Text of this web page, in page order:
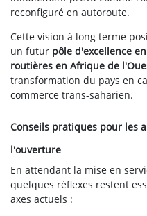
reconfiguré en autoroute.
Cette vision à long terme
un futur pôle d'excellence
routières en Afrique de
transformation du pays en
commerce trans-saharien.
Conseils pratiques pour les
l'ouverture
En attendant la mise en
quelques réflexes restent
axes actuels :